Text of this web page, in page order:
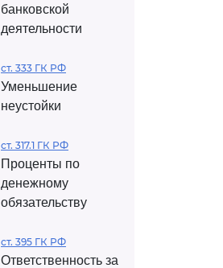
банковской
деятельности
ст. 333 ГК РФ
Уменьшение
неустойки
ст. 317.1 ГК РФ
Проценты по
денежному
обязательству
ст. 395 ГК РФ
Ответственность за